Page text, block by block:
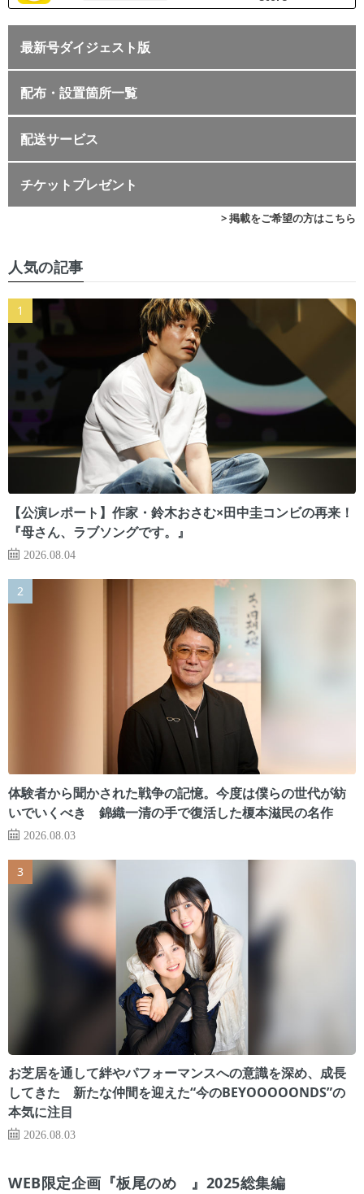
最新号ダイジェスト版
配布・設置箇所一覧
配送サービス
チケットプレゼント
> 掲載をご希望の方はこちら
人気の記事
【公演レポート】作家・鈴木おさむ×田中圭コンビの再来！
『母さん、ラブソングです。』
2026.08.04
体験者から聞かされた戦争の記憶。今度は僕らの世代が紡
いでいくべき 錦織一清の手で復活した榎本滋民の名作
2026.08.03
お芝居を通して絆やパフォーマンスへの意識を深め、成長
してきた 新たな仲間を迎えた“今のBEYOOOOONDS”の
本気に注目
2026.08.03
WEB限定企画『板尾のめ゙』2025総集編